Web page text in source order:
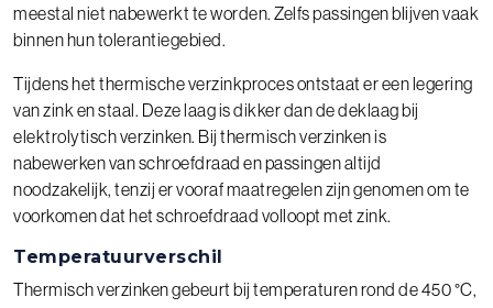
meestal niet nabewerkt te worden. Zelfs passingen blijven vaak
binnen hun tolerantiegebied.
Tijdens het thermische verzinkproces ontstaat er een legering
van zink en staal. Deze laag is dikker dan de deklaag bij
elektrolytisch verzinken. Bij thermisch verzinken is
nabewerken van schroefdraad en passingen altijd
noodzakelijk, tenzij er vooraf maatregelen zijn genomen om te
voorkomen dat het schroefdraad volloopt met zink.
Temperatuurverschil
Thermisch verzinken gebeurt bij temperaturen rond de 450 °C,